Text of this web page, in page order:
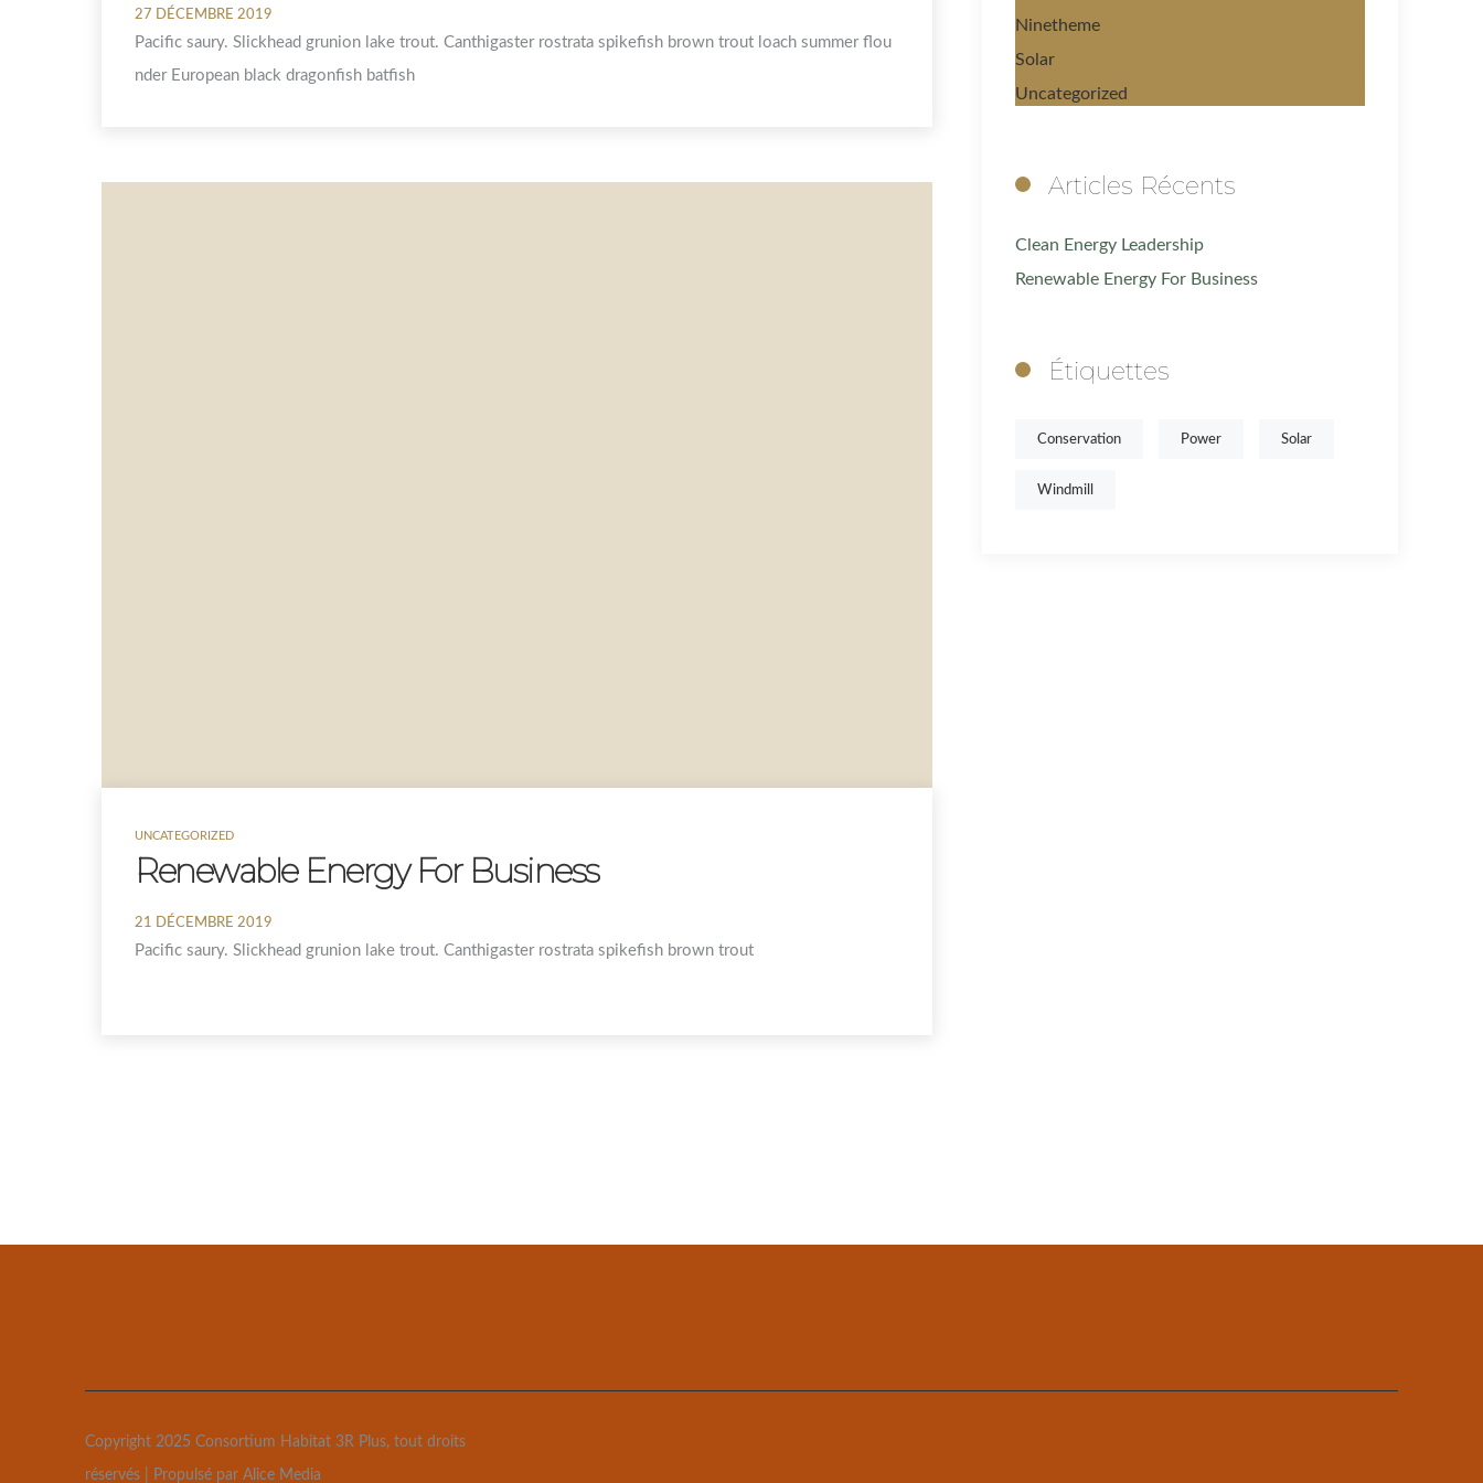
27 DÉCEMBRE 2019
Pacific saury. Slickhead grunion lake trout. Canthigaster rostrata spikefish brown trout loach summer flou
nder European black dragonfish batfish
UNCATEGORIZED
Renewable Energy For Business
21 DÉCEMBRE 2019
Pacific saury. Slickhead grunion lake trout. Canthigaster rostrata spikefish brown trout
Ninetheme
Solar
Uncategorized
Articles Récents
Clean Energy Leadership
Renewable Energy For Business
Étiquettes
Conservation Power Solar
Windmill
Copyright 2025 Consortium Habitat 3R Plus, tout droits
réservés | Propulsé par Alice Media